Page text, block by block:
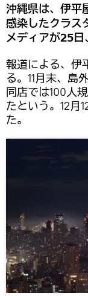
沖縄県は、伊平
感染したクラス
メディアが25日
報道による、伊
る。11月末、島
同店では100人
たという。12月
た。